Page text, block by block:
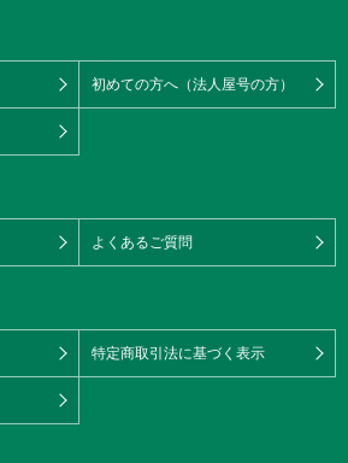
初めての方へ（法人屋号の方）
よくあるご質問
特定商取引法に基づく表示